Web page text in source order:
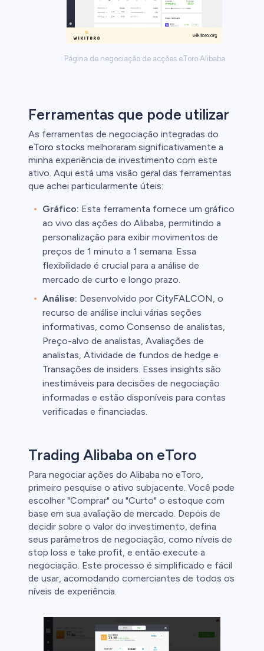
Página de negociação de acções eToro Alibaba
Ferramentas que pode utilizar
As ferramentas de negociação integradas do
eToro stocks melhoraram significativamente a
minha experiência de investimento com este
ativo. Aqui está uma visão geral das ferramentas
que achei particularmente úteis:
Gráfico: Esta ferramenta fornece um gráfico
ao vivo das ações do Alibaba, permitindo a
personalização para exibir movimentos de
preços de 1 minuto a 1 semana. Essa
flexibilidade é crucial para a análise de
mercado de curto e longo prazo.
Análise: Desenvolvido por CityFALCON, o
recurso de análise inclui várias seções
informativas, como Consenso de analistas,
Preço-alvo de analistas, Avaliações de
analistas, Atividade de fundos de hedge e
Transações de insiders. Esses insights são
inestimáveis para decisões de negociação
informadas e estão disponíveis para contas
verificadas e financiadas.
Trading Alibaba on eToro
Para negociar ações do Alibaba no eToro,
primeiro pesquise o ativo subjacente. Você pode
escolher "Comprar" ou "Curto" o estoque com
base em sua avaliação de mercado. Depois de
decidir sobre o valor do investimento, defina
seus parâmetros de negociação, como níveis de
stop loss e take profit, e então execute a
negociação. Este processo é simplificado e fácil
de usar, acomodando comerciantes de todos os
níveis de experiência.